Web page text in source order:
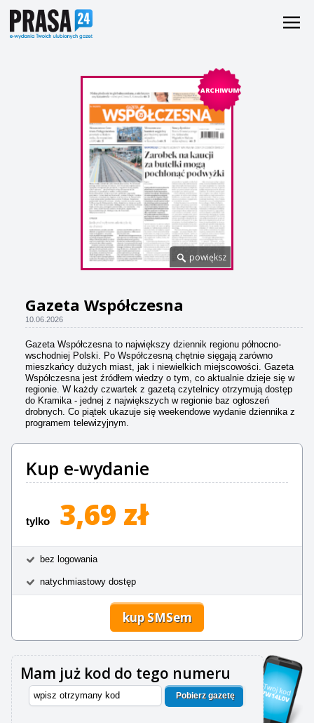
ARCHIWUM
powiększ
Gazeta Współczesna
10.06.2026
Gazeta Współczesna to największy dziennik regionu północno-
wschodniej Polski. Po Współczesną chętnie sięgają zarówno
mieszkańcy dużych miast, jak i niewielkich miejscowości. Gazeta
Współczesna jest źródłem wiedzy o tym, co aktualnie dzieje się w
regionie. W każdy czwartek z gazetą czytelnicy otrzymują dostęp
do Kramika - jednej z największych w regionie baz ogłoszeń
drobnych. Co piątek ukazuje się weekendowe wydanie dziennika z
programem telewizyjnym.
Kup e-wydanie
tylko 3,69 zł
bez logowania
natychmiastowy dostęp
kup SMSem
Mam już kod do tego numeru
Pobierz gazetę